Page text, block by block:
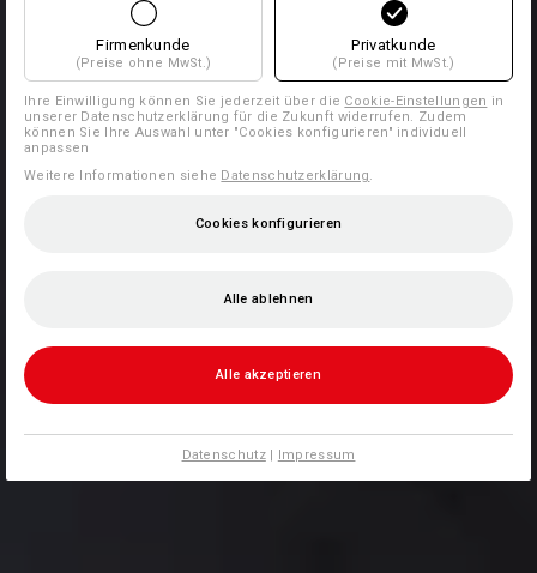
Firmenkunde
(Preise ohne MwSt.)
Privatkunde
(Preise mit MwSt.)
Ihre Einwilligung können Sie jederzeit über die Cookie-Einstellungen in
unserer Datenschutzerklärung für die Zukunft widerrufen. Zudem
können Sie Ihre Auswahl unter "Cookies konfigurieren" individuell
anpassen
Weitere Informationen siehe Datenschutzerklärung.
Cookies konfigurieren
Alle ablehnen
Alle akzeptieren
Datenschutz| Impressum